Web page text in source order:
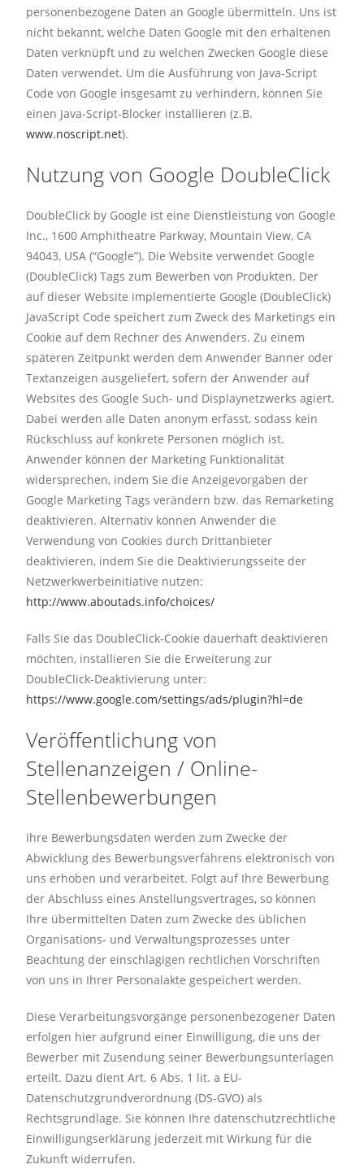
personenbezogene Daten an Google übermitteln. Uns ist
nicht bekannt, welche Daten Google mit den erhaltenen
Daten verknüpft und zu welchen Zwecken Google diese
Daten verwendet. Um die Ausführung von Java-Script
Code von Google insgesamt zu verhindern, können Sie
einen Java-Script-Blocker installieren (z.B.
www.noscript.net).
Nutzung von Google DoubleClick
DoubleClick by Google ist eine Dienstleistung von Google
Inc., 1600 Amphitheatre Parkway, Mountain View, CA
94043, USA (“Google”). Die Website verwendet Google
(DoubleClick) Tags zum Bewerben von Produkten. Der
auf dieser Website implementierte Google (DoubleClick)
JavaScript Code speichert zum Zweck des Marketings ein
Cookie auf dem Rechner des Anwenders. Zu einem
späteren Zeitpunkt werden dem Anwender Banner oder
Textanzeigen ausgeliefert, sofern der Anwender auf
Websites des Google Such- und Displaynetzwerks agiert.
Dabei werden alle Daten anonym erfasst, sodass kein
Rückschluss auf konkrete Personen möglich ist.
Anwender können der Marketing Funktionalität
widersprechen, indem Sie die Anzeigevorgaben der
Google Marketing Tags verändern bzw. das Remarketing
deaktivieren. Alternativ können Anwender die
Verwendung von Cookies durch Drittanbieter
deaktivieren, indem Sie die Deaktivierungsseite der
Netzwerkwerbeinitiative nutzen:
http://www.aboutads.info/choices/
Falls Sie das DoubleClick-Cookie dauerhaft deaktivieren
möchten, installieren Sie die Erweiterung zur
DoubleClick-Deaktivierung unter:
https://www.google.com/settings/ads/plugin?hl=de
Veröffentlichung von
Stellenanzeigen / Online-
Stellenbewerbungen
Ihre Bewerbungsdaten werden zum Zwecke der
Abwicklung des Bewerbungsverfahrens elektronisch von
uns erhoben und verarbeitet. Folgt auf Ihre Bewerbung
der Abschluss eines Anstellungsvertrages, so können
Ihre übermittelten Daten zum Zwecke des üblichen
Organisations- und Verwaltungsprozesses unter
Beachtung der einschlägigen rechtlichen Vorschriften
von uns in Ihrer Personalakte gespeichert werden.
Diese Verarbeitungsvorgänge personenbezogener Daten
erfolgen hier aufgrund einer Einwilligung, die uns der
Bewerber mit Zusendung seiner Bewerbungsunterlagen
erteilt. Dazu dient Art. 6 Abs. 1 lit. a EU-
Datenschutzgrundverordnung (DS-GVO) als
Rechtsgrundlage. Sie können Ihre datenschutzrechtliche
Einwilligungserklärung jederzeit mit Wirkung für die
Zukunft widerrufen.